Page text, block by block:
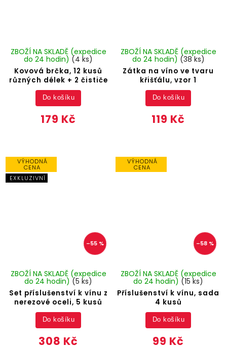
Kovová brčka, 12 kusů
různých délek + 2 čističe
ZBOŽÍ NA SKLADĚ (expedice
do 24 hodin) (4 ks)
179 Kč
Do košíku
Zátka na víno ve tvaru
křišťálu, vzor 1
ZBOŽÍ NA SKLADĚ (expedice
do 24 hodin) (38 ks)
119 Kč
Do košíku
VÝHODNÁ
CENA
EXKLUZIVNÍ
–55 %
Set příslušenství k vínu z
nerezové oceli, 5 kusů
ZBOŽÍ NA SKLADĚ (expedice
do 24 hodin) (5 ks)
308 Kč
Do košíku
VÝHODNÁ
CENA
–58 %
Příslušenství k vínu, sada
4 kusů
ZBOŽÍ NA SKLADĚ (expedice
do 24 hodin) (15 ks)
99 Kč
Do košíku